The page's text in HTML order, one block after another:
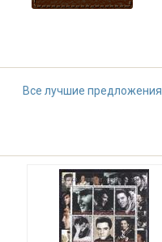
Все лучшие предложения